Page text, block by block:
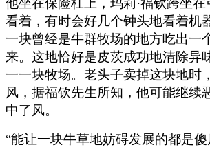
他坐在保险杠上，玛莉·福钦跨坐
看着，有时会好几个钟头地看着机
一块曾经是牛群牧场的地方吃出一
来。这地恰好是皮茨成功地清除异
一一块牧场。老头子卖掉这块地时
风，据福钦先生所知，他可能继续
中了风。
“能让一块牛草地妨碍发展的都是